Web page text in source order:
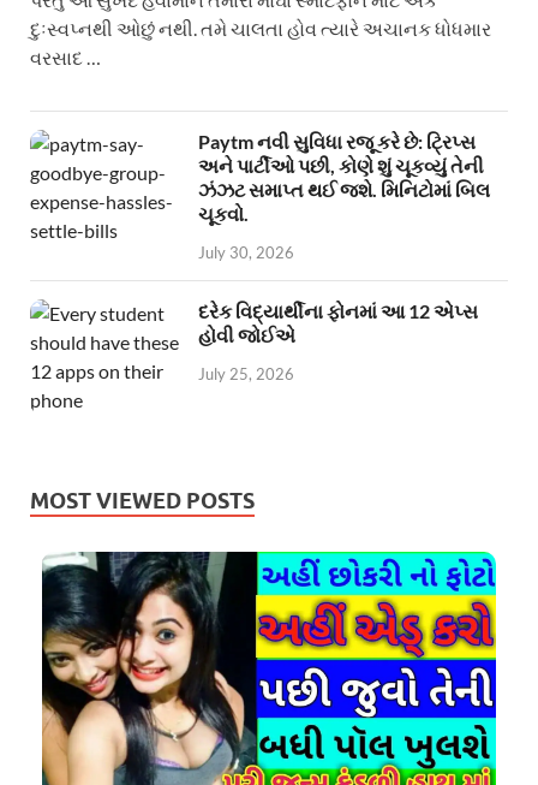
દુઃસ્વપ્નથી ઓછું નથી. તમે ચાલતા હોવ ત્યારે અચાનક ધોધમાર
વરસાદ …
Paytm નવી સુવિધા રજૂ કરે છે: ટ્રિપ્સ
અને પાર્ટીઓ પછી, કોણે શું ચૂકવ્યું તેની
ઝંઝટ સમાપ્ત થઈ જશે. મિનિટોમાં બિલ
ચૂકવો.
July 30, 2026
દરેક વિદ્યાર્થીના ફોનમાં આ 12 એપ્સ
હોવી જોઈએ
July 25, 2026
MOST VIEWED POSTS